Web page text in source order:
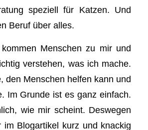
speziell für Katzen. Und
Beruf über alles.
Menschen zu mir und
verstehen, was ich mache.
den Menschen helfen kann und
Im Grunde ist es ganz einfach.
wie mir scheint. Deswegen
im Blogartikel kurz und knackig